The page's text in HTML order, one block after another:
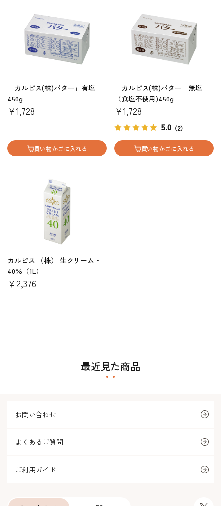
「カルピス(株)バター」有塩
450g
￥1,728
買い物かごに入れる
「カルピス(株)バター」無塩
（食塩不使用)450g
￥1,728
5.0 （2）
買い物かごに入れる
カルピス （株） 生クリーム・
40％（1L）
￥2,376
最近見た商品
お問い合わせ
よくあるご質問
ご利用ガイド